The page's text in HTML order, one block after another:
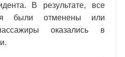
В результате, все
были отменены или
оказались в